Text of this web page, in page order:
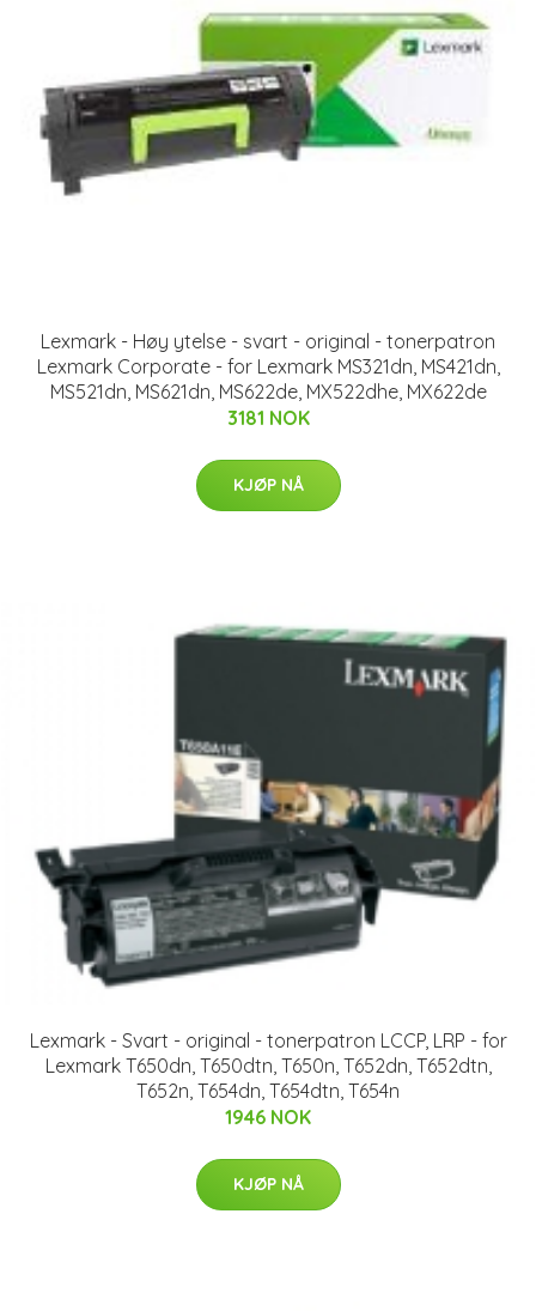
Lexmark - Høy ytelse - svart - original - tonerpatron
Lexmark Corporate - for Lexmark MS321dn, MS421dn,
MS521dn, MS621dn, MS622de, MX522dhe, MX622de
3181 NOK
KJØP NÅ
Lexmark - Svart - original - tonerpatron LCCP, LRP - for
Lexmark T650dn, T650dtn, T650n, T652dn, T652dtn,
T652n, T654dn, T654dtn, T654n
1946 NOK
KJØP NÅ